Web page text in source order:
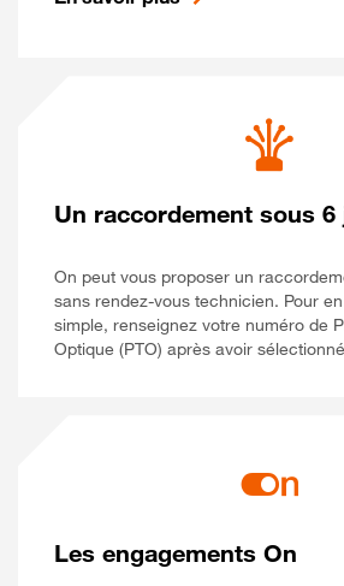
Un raccordement sous
On peut vous proposer un
sans rendez-vous technicien. Pour
simple, renseignez votre numéro de
Optique (PTO) après avoir
Les engagements On